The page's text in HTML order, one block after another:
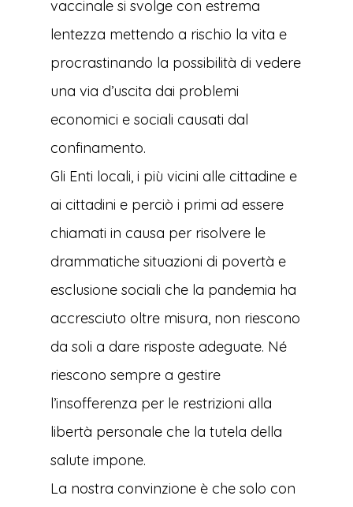
vaccinale si svolge con estrema
lentezza mettendo a rischio la vita e
procrastinando la possibilità di vedere
una via d’uscita dai problemi
economici e sociali causati dal
confinamento.
Gli Enti locali, i più vicini alle cittadine e
ai cittadini e perciò i primi ad essere
chiamati in causa per risolvere le
drammatiche situazioni di povertà e
esclusione sociali che la pandemia ha
accresciuto oltre misura, non riescono
da soli a dare risposte adeguate. Né
riescono sempre a gestire
l’insofferenza per le restrizioni alla
libertà personale che la tutela della
salute impone.
La nostra convinzione è che solo con